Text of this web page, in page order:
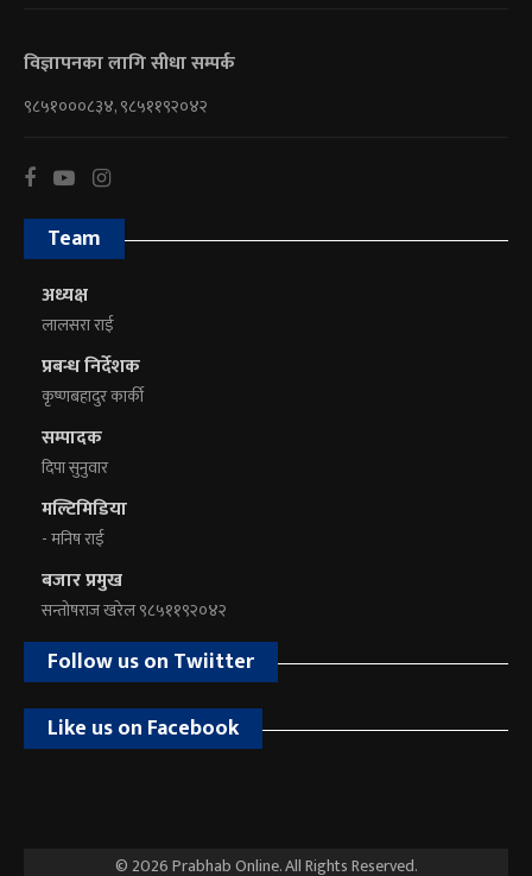
विज्ञापनका लागि सीधा सम्पर्क
९८५१०००८३४, ९८५११९२०४२
Team
अध्यक्ष
लालसरा राई
प्रबन्ध निर्देशक
कृष्णबहादुर कार्की
सम्पादक
दिपा सुनुवार
मल्टिमिडिया
- मनिष राई
बजार प्रमुख
सन्तोषराज खरेल ९८५११९२०४२
Follow us on Twiitter
Like us on Facebook
© 2026 Prabhab Online. All Rights Reserved.